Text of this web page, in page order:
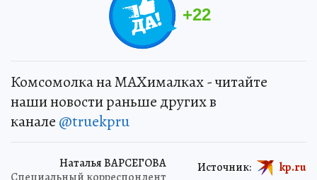
+22
Комсомолка на MAXималках - читайте
наши новости раньше других в
канале @truekpru
Наталья ВАРСЕГОВА
Источник: kp.ru